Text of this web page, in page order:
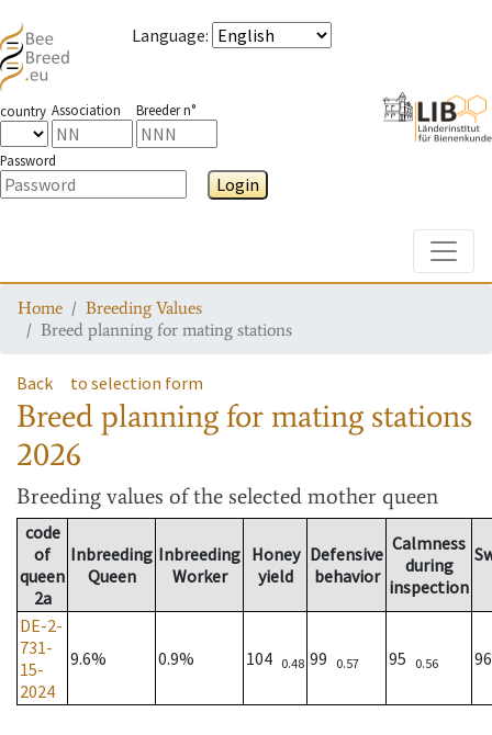
Language:
country Association Breeder n°
Password
Login
Home
Breeding Values
Breed planning for mating stations
Back to selection form
Breed planning for mating stations
2026
Breeding values of the selected mother queen
code
of
queen
2a
Inbreeding
Queen
Inbreeding
Worker
Honey
yield
Defensive
behavior
Calmness
during
inspection
DE-2-
731-
15-
2024
9.6% 0.9% 104 0.48 99 0.57 95 0.56